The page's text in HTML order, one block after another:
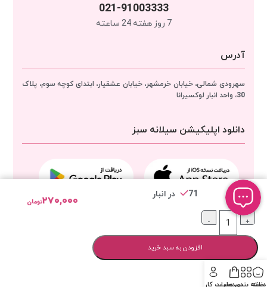
71 در انبار
- +
افزودن به سبد خرید
تومان۲۷۰,۰۰۰
021-91003333
7 روز هفته 24 ساعته
آدرس
سهرودی شمالی، خیابان خرمشهر، خیابان عشقیار، ابتدای کوچه سوم، پلاک
30، واحد انبار
لوکسیرانا
دانلود اپلیکیشن سیلانه سبز
مجوزهای لوکسیرانا
خانه
دسته بندی ها
سبد خرید
حساب کاربری